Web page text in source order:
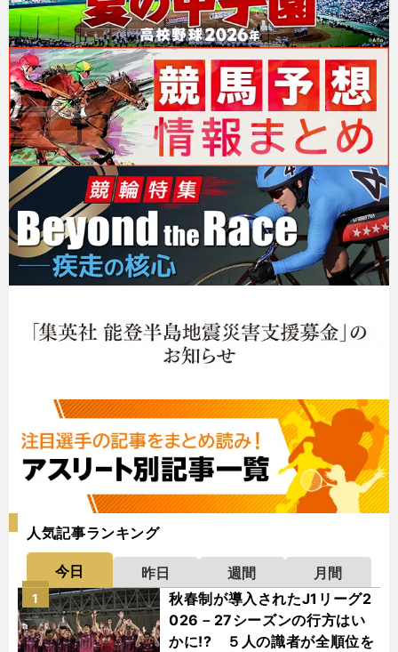
人気記事ランキング
今日 昨日 週間
月間
秋春制が導入されたJ1リーグ2
026－27シーズンの行方はい
かに!? ５人の識者が全順位を
1